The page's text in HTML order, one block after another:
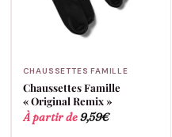
CHAUSSETTES FAMILLE
Chaussettes Famille
« Original Remix »
À partir de9,59€